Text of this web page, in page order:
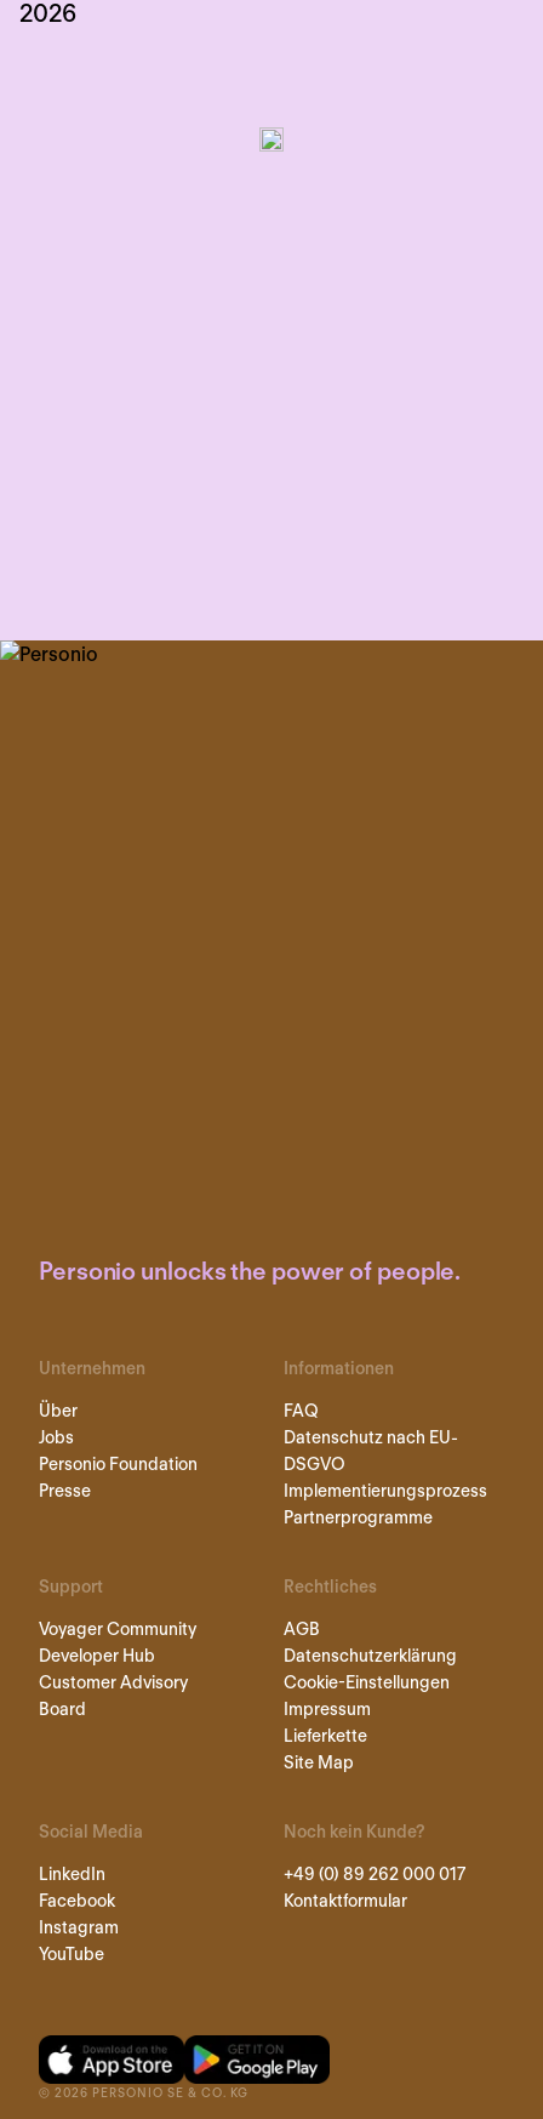
Personio unlocks the power of people.
Unternehmen
Über
Jobs
Personio Foundation
Presse
Informationen
FAQ
Datenschutz nach EU-
DSGVO
Implementierungsprozess
Partnerprogramme
Support
Voyager Community
Developer Hub
Customer Advisory
Board
Rechtliches
AGB
Datenschutzerklärung
Cookie-Einstellungen
Impressum
Lieferkette
Site Map
Social Media
LinkedIn
Facebook
Instagram
YouTube
Noch kein Kunde?
+49 (0) 89 262 000 017
Kontaktformular
© 2026 PERSONIO SE & CO. KG